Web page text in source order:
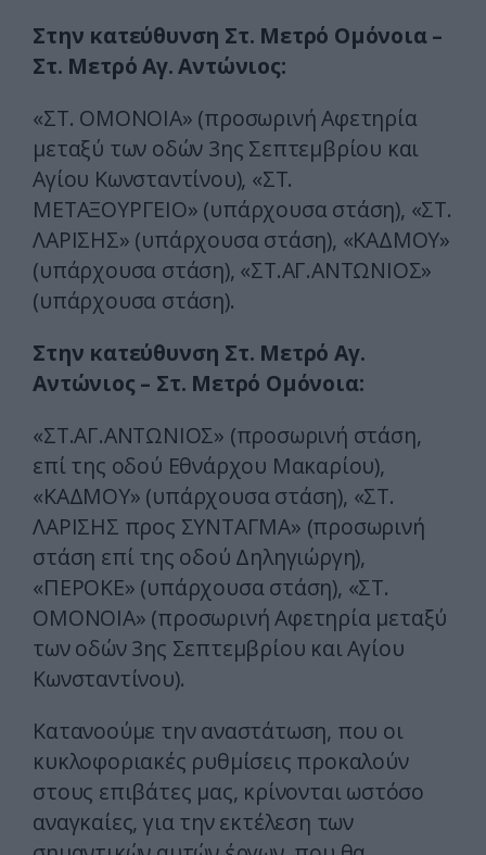
Στην κατεύθυνση Στ. Μετρό Ομόνοια –
Στ. Μετρό Αγ. Αντώνιος:
«ΣΤ. ΟΜΟΝΟΙΑ» (προσωρινή Αφετηρία
μεταξύ των οδών 3ης Σεπτεμβρίου και
Αγίου Κωνσταντίνου), «ΣΤ.
ΜΕΤΑΞΟΥΡΓΕΙΟ» (υπάρχουσα στάση), «ΣΤ.
ΛΑΡΙΣΗΣ» (υπάρχουσα στάση), «ΚΑΔΜΟΥ»
(υπάρχουσα στάση), «ΣΤ.ΑΓ.ΑΝΤΩΝΙΟΣ»
(υπάρχουσα στάση).
Στην κατεύθυνση Στ. Μετρό Αγ.
Αντώνιος – Στ. Μετρό Ομόνοια:
«ΣΤ.ΑΓ.ΑΝΤΩΝΙΟΣ» (προσωρινή στάση,
επί της οδού Εθνάρχου Μακαρίου),
«ΚΑΔΜΟΥ» (υπάρχουσα στάση), «ΣΤ.
ΛΑΡΙΣΗΣ προς ΣΥΝΤΑΓΜΑ» (προσωρινή
στάση επί της οδού Δηληγιώργη),
«ΠΕΡΟΚΕ» (υπάρχουσα στάση), «ΣΤ.
ΟΜΟΝΟΙΑ» (προσωρινή Αφετηρία μεταξύ
των οδών 3ης Σεπτεμβρίου και Αγίου
Κωνσταντίνου).
Κατανοούμε την αναστάτωση, που οι
κυκλοφοριακές ρυθμίσεις προκαλούν
στους επιβάτες μας, κρίνονται ωστόσο
αναγκαίες, για την εκτέλεση των